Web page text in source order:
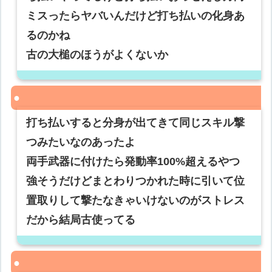
ミスったらヤバいんだけど打ち払いの化身あ
るのかね
古の大槌のほうがよくないか
打ち払いすると分身が出てきて同じスキル撃
つみたいなのあったよ
両手武器に付けたら発動率100%超えるやつ
強そうだけどまとわりつかれた時に引いて位
置取りして撃たなきゃいけないのがストレス
だから結局古使ってる